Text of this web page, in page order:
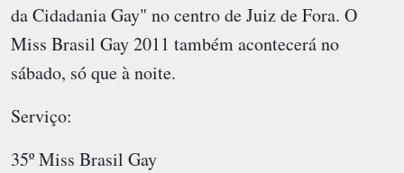
da Cidadania Gay" no centro de Juiz de Fora. O
Miss Brasil Gay 2011 também acontecerá no
sábado, só que à noite.
Serviço:
35º Miss Brasil Gay